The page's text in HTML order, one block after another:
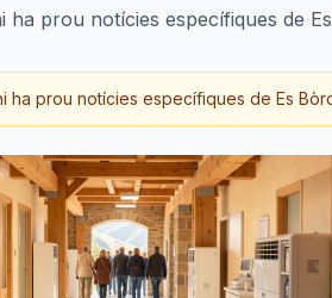
ha prou notícies específiques de
ha prou notícies específiques de Es